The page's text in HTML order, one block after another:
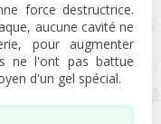
force destructrice.
aucune cavité ne
pour augmenter
ne l'ont pas battue
d'un gel spécial.